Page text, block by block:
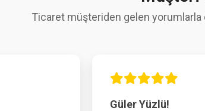
Ticaret müşteriden gelen
Güler Yüzlü!